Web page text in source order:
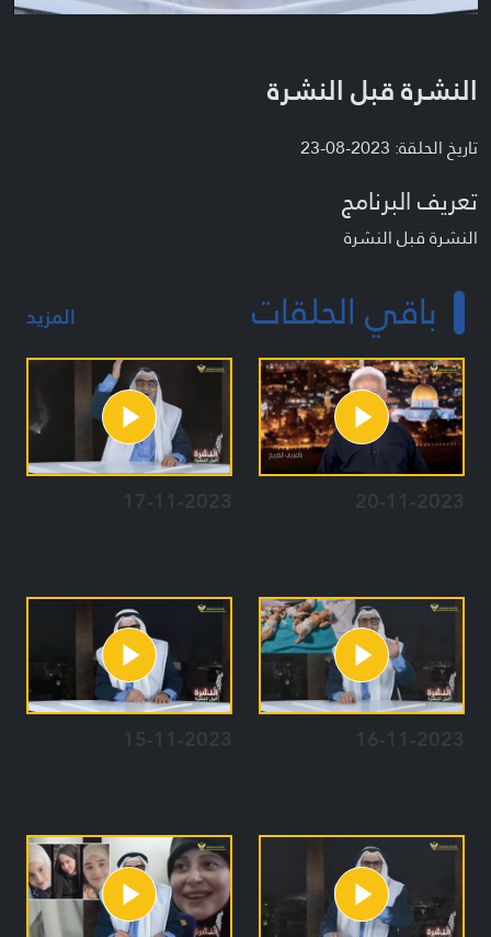
النشرة قبل النشرة
تاريخ الحلقة: 2023-08-23
تعريف البرنامج
النشرة قبل النشرة
باقي الحلقات المزيد
20-11-2023
17-11-2023
16-11-2023
15-11-2023